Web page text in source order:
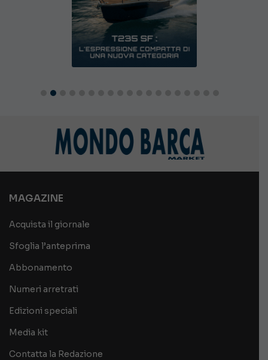
MAGAZINE
Acquista il giornale
Sfoglia l’anteprima
Abbonamento
Numeri arretrati
Edizioni speciali
Media kit
Contatta la Redazione